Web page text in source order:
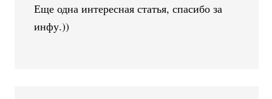
Еще одна интересная статья, спасибо за
инфу.))